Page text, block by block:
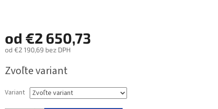
od €2 650,73
od €2 190,69 bez DPH
cena:
Zvoľte variant
Variant